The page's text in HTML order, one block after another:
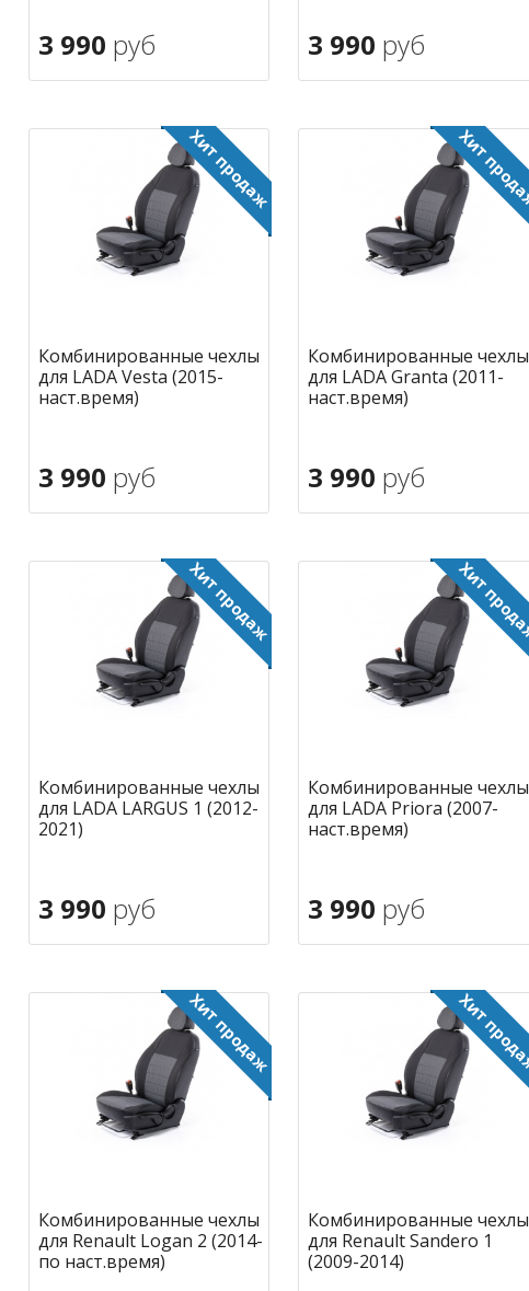
3 990 руб 3 990 руб
Комбинированные чехлы
для LADA Vesta (2015-
наст.время)
3 990 руб
В корзину
Комбинированные чехлы
для LADA Granta (2011-
наст.время)
3 990 руб
В корзину
Комбинированные чехлы
для LADA LARGUS 1 (2012-
2021)
3 990 руб
Комбинированные чехлы
для LADA Priora (2007-
наст.время)
3 990 руб
Комбинированные чехлы
для Renault Logan 2 (2014-
по наст.время)
Комбинированные чехлы
для Renault Sandero 1
(2009-2014)